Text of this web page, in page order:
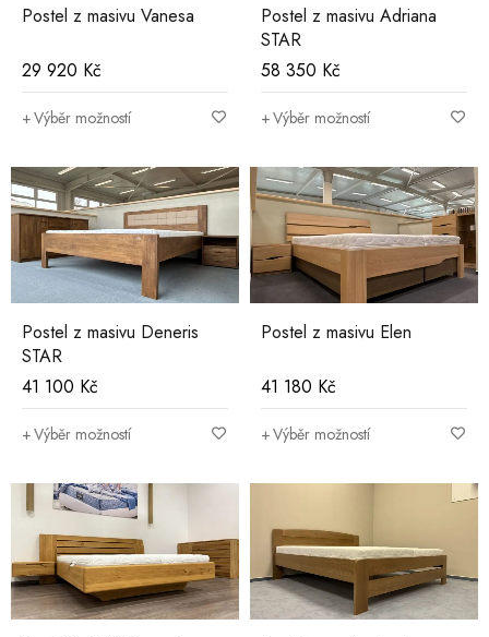
Postel z masivu Vanesa
29 920 Kč
Výběr možností
Postel z masivu Adriana
STAR
58 350 Kč
Výběr možností
Postel z masivu Deneris
STAR
41 100 Kč
Výběr možností
Postel z masivu Elen
41 180 Kč
Výběr možností